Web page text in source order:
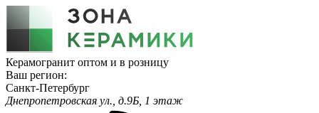
Керамогранит оптом и в розницу
Ваш регион:
Санкт-Петербург
Днепропетровская ул., д.9Б, 1 этаж